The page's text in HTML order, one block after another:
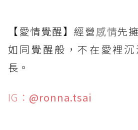
【愛情覺醒】經營感情先
如同覺醒般，不在愛裡
長。
IG： @ronna.tsai